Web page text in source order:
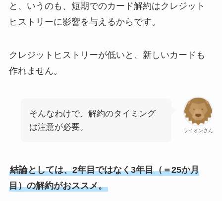
と、いうのも、短期でのカード解約はクレジット
ヒストリーに影響を与えるからです。
クレジットヒストリーが低いと、新しいカードも
作れません。
ライオンさん
そんなわけで、解約のタイミング
は注意が必要。
結論としては、2年目ではなく3年目（＝25か月
目）の解約がおススメ。